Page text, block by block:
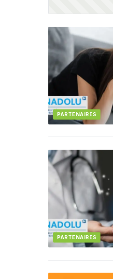
PARTENAIRES
PARTENAIRES